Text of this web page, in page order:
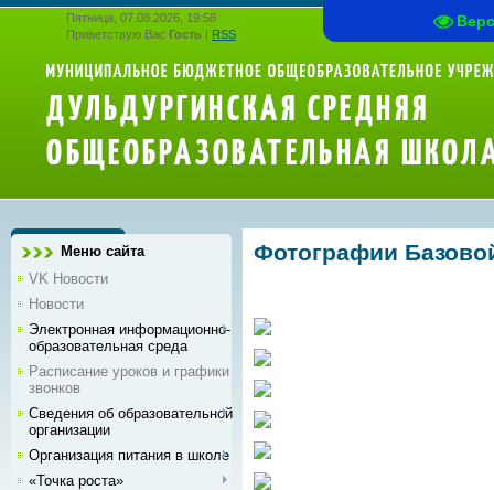
Пятница, 07.08.2026, 19:58
Приветствую Вас Гость | RSS
Меню сайта
VK Новости
Новости
Электронная информационно-
образовательная среда
Расписание уроков и графики
звонков
Сведения об образовательной
организации
Организация питания в школе
«Точка роста»
Фотографии